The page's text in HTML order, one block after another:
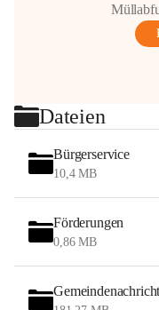
Dateien
Bürgerservice
10,4 MB
Förderungen
0,86 MB